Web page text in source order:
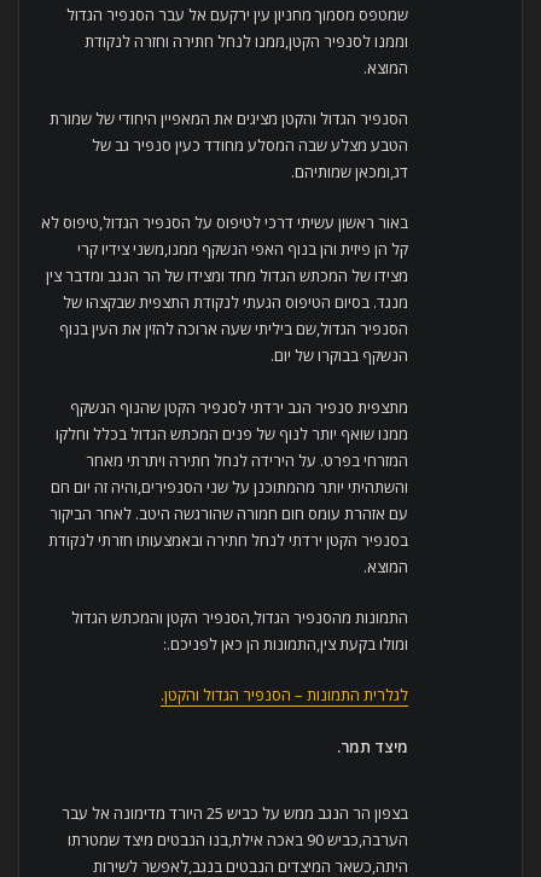
שמטפס מסמוך מחניון עין ירקעם אל עבר הסנפיר הגדול
וממנו לסנפיר הקטן,ממנו לנחל חתירה וחזרה לנקודת
המוצא.
הסנפיר הגדול והקטן מציגים את המאפיין היחודי של שמורת
הטבע מצלע שבה המסלע מחודד כעין סנפיר גב של
דג,ומכאן שמותיהם.
באור ראשון עשיתי דרכי לטיפוס על הסנפיר הגדול,טיפוס לא
קל הן פיזית והן בנוף האפי הנשקף ממנו,משני צידיו קרי
מצידו של המכתש הגדול מחד ומצידו של הר הנגב ומדבר צין
מנגד. בסיום הטיפוס הגעתי לנקודת התצפית שבקצהו של
הסנפיר הגדול,שם ביליתי שעה ארוכה להזין את העין בנוף
הנשקף בבוקרו של יום.
מתצפית סנפיר הגב ירדתי לסנפיר הקטן שהנוף הנשקף
ממנו שואף יותר לנוף של פנים המכתש הגדול בכלל וחלקו
המזרחי בפרט. על הירידה לנחל חתירה ויתרתי מאחר
והשתהיתי יותר מהמתוכנן על שני הסנפירים,והיה זה יום חם
עם אזהרת עומס חום חמורה שהורגשה היטב. לאחר הביקור
בסנפיר הקטן ירדתי לנחל חתירה ובאמצעותו חזרתי לנקודת
המוצא.
התמונות מהסנפיר הגדול,הסנפיר הקטן והמכתש הגדול
ומולו בקעת צין,התמונות הן כאן לפניכם.:
לגלרית התמונות – הסנפיר הגדול והקטן.
מיצד תמר.
בצפון הר הנגב ממש על כביש 25 היורד מדימונה אל עבר
הערבה,כביש 90 באכה אילת,בנו הנבטים מיצד שמטרתו
היתה,כשאר המיצדים הנבטים בנגב,לאפשר לשירות